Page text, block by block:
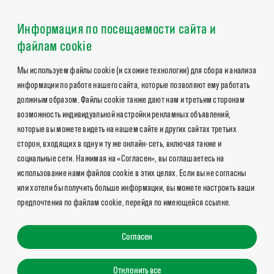
Информация по посещаемости сайта и
файлам cookie
Мы используем файлы cookie (и схожие технологии) для сбора и анализа
информации по работе нашего сайта, которые позволяют ему работать
должным образом. Файлы cookie также дают нам и третьим сторонам
возможность индивидуальной настройки рекламных объявлений,
которые вы можете видеть на нашем сайте и других сайтах третьих
сторон, входящих в одну и ту же онлайн-сеть, включая также и
социальные сети. Нажимая на «Согласен», вы соглашаетесь на
использование нами файлов cookie в этих целях. Если вы не согласны
или хотели бы получить больше информации, вы можете настроить ваши
предпочтения по файлам cookie, перейдя по имеющейся ссылке.
Согласен
Отклонить все